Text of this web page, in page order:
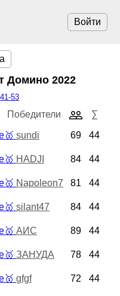
Войти
Домино 2022
41-53
Победители ∑
🥇 sundi 69 44
🥇 HADJI 84 44
🥇 Napoleon7 81 44
🥇 silant47 84 44
🥇 АИС 89 44
🥇 ЗАНУДА 78 44
🥇 gfgf 72 44